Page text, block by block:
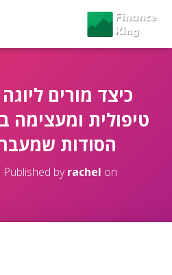
כיצד מורים
טיפולית ומעצימה
הסודות שמעבר
Published byrachel on